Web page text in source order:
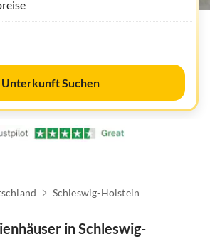
Unterkunft Suchen
Schleswig-Holstein
in Schleswig-